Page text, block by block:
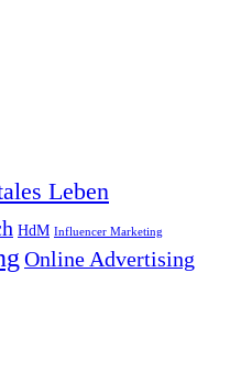
Leben
HdM Influencer Marketing
Online Advertising